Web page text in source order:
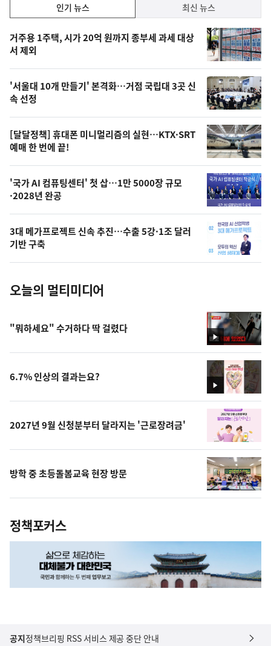
기,
최
신,
오
늘
의
영
상
오
의
사
진
인기 뉴스 최신 뉴스
인
기
뉴
스
거주용 1주택, 시가 20억 원까지 종부세 과세 대상
서 제외
'서울대 10개 만들기' 본격화…거점 국립대 3곳 신
속 선정
[달달정책] 휴대폰 미니멀리즘의 실현…KTX·SRT
예매 한 번에 끝!
'국가 AI 컴퓨팅센터' 첫 삽…1만 5000장 규모
·2028년 완공
3대 메가프로젝트 신속 추진…수출 5강·1조 달러
기반 구축
오늘의 멀티미디어
영
상
"뭐하세요" 수거하다 딱 걸렸다
영
상
6.7% 인상의 결과는요?
2027년 9월 신청분부터 달라지는 '근로장려금'
방학 중 초등돌봄교육 현장 방문
정책포커스
공지정책브리핑 RSS 서비스 제공 중단 안내